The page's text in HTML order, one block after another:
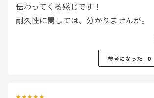
伝わってくる感じです！
耐久性に関しては、分かりませんが。
参考になった 0